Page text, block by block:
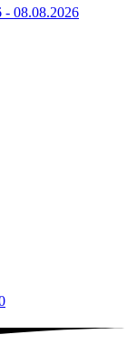
- 08.08.2026